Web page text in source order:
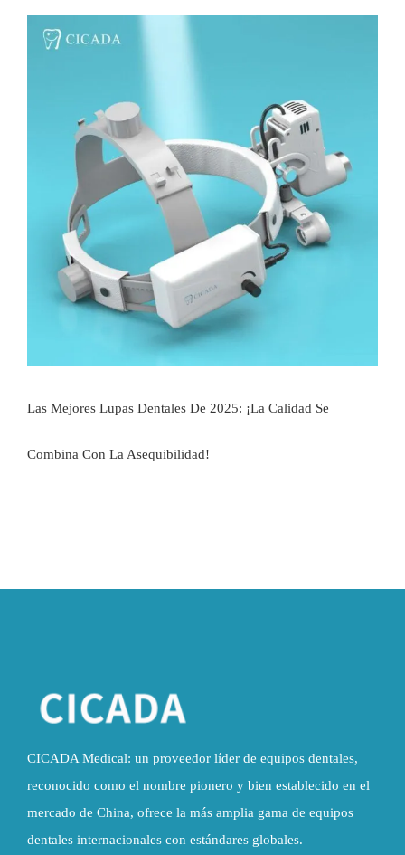
Las Mejores Lupas Dentales De 2025: ¡la Calidad Se
Combina Con La Asequibilidad!
CICADA Medical: un proveedor líder de equipos dentales,
reconocido como el nombre pionero y bien establecido en el
mercado de China, ofrece la más amplia gama de equipos
dentales internacionales con estándares globales.